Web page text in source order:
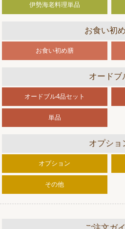
伊勢海老料理単品
お食い初
お食い初め膳
オードブ
オードブル4品セット
単品
オプショ
オプション
その他